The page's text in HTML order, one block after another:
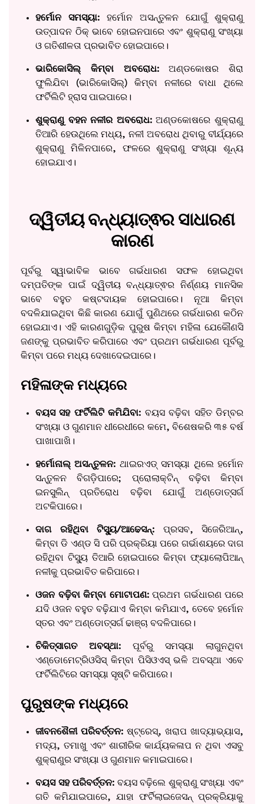
ହର୍ମୋନ ସମସ୍ୟା: ହର୍ମୋନ ଅସନ୍ତୁଳନ ଯୋଗୁଁ ଶୁକ୍ରାଣୁ
ଉତ୍ପାଦନ ଠିକ୍ ଭାବେ ହୋଇନପାରେ ଏବଂ ଶୁକ୍ରାଣୁ ସଂଖ୍ୟା
ଓ ଗତିଶୀଳତା ପ୍ରଭାବିତ ହୋଇପାରେ।
ଭାରିକୋସିଲ୍ କିମ୍ବା ଅବରୋଧ:ଅଣ୍ଡକୋଷର ଶିରା
ଫୁଲିଯିବା (ଭାରିକୋସିଲ୍) କିମ୍ବା ନଳୀରେ ବାଧା ଥିଲେ
ଫର୍ଟିଲିଟି ହ୍ରାସ ପାଇପାରେ।
ଶୁକ୍ରାଣୁ ବହନ ନଳୀର ଅବରୋଧ:ଅଣ୍ଡକୋଷରେ ଶୁକ୍ରାଣୁ
ତିଆରି ହେଉଥିଲେ ମଧ୍ୟ, ନଳୀ ଅବରୋଧ ଥିବାରୁ ବୀର୍ଯ୍ୟରେ
ଶୁକ୍ରାଣୁ ମିଳିନପାରେ, ଫଳରେ ଶୁକ୍ରାଣୁ ସଂଖ୍ୟା ଶୂନ୍ୟ
ହୋଇଯାଏ।
ଦ୍ୱିତୀୟ ବନ୍ଧ୍ୟାତ୍ଵର ସାଧାରଣ
କାରଣ
ପୂର୍ବରୁ ସ୍ୱାଭାବିକ ଭାବେ ଗର୍ଭଧାରଣ ସଫଳ ହୋଇଥିବା
ଦମ୍ପତିଙ୍କ ପାଇଁ ଦ୍ୱିତୀୟ ବନ୍ଧ୍ୟାତ୍ଵର ନିର୍ଣ୍ଣୟ ମାନସିକ
ଭାବେ ବହୁତ କଷ୍ଟଦାୟକ ହୋଇପାରେ। ନୂଆ କିମ୍ବା
ବଦଳିଯାଇଥିବା କିଛି କାରଣ ଯୋଗୁଁ ପୁଣିଥରେ ଗର୍ଭଧାରଣ କଠିନ
ହୋଇଯାଏ। ଏହି କାରଣଗୁଡ଼ିକ ପୁରୁଷ କିମ୍ବା ମହିଳା ଯେକୌଣସି
ଜଣଙ୍କୁ ପ୍ରଭାବିତ କରିପାରେ ଏବଂ ପ୍ରଥମ ଗର୍ଭଧାରଣ ପୂର୍ବରୁ
କିମ୍ବା ପରେ ମଧ୍ୟ ଦେଖାଦେଇପାରେ।
ମହିଳାଙ୍କ ମଧ୍ୟରେ
ବୟସ ସହ ଫର୍ଟିଲିଟି କମିଯିବା: ବୟସ ବଢ଼ିବା ସହିତ ଡିମ୍ବର
ସଂଖ୍ୟା ଓ ଗୁଣମାନ ଧୀରେଧୀରେ କମେ, ବିଶେଷକରି ୩୫ ବର୍ଷ
ପାଖାପାଖି।
ହର୍ମୋନାଲ୍ ଅସନ୍ତୁଳନ: ଥାଇରଏଡ୍ ସମସ୍ୟା ଥିଲେ ହର୍ମୋନ
ସନ୍ତୁଳନ ବିଗଡ଼ିପାରେ; ପ୍ରୋଲାକ୍ଟିନ୍ ବଢ଼ିବା କିମ୍ବା
ଇନସୁଲିନ୍ ପ୍ରତିରୋଧ ବଢ଼ିବା ଯୋଗୁଁ ଅଣ୍ଡୋତ୍ସର୍ଗ
ଅଟକିପାରେ।
ଦାଗ ରହିଥିବା ଟିସ୍ୟୁ/ଆଢେସନ୍: ପ୍ରସବ, ସିଜେରିଆନ୍,
କିମ୍ବା ଡି ଏଣ୍ଡ ସି ପରି ପ୍ରକ୍ରିୟା ପରେ ଗର୍ଭାଶୟରେ ଦାଗ
ରହିଥିବା ଟିସ୍ୟୁ ତିଆରି ହୋଇପାରେ କିମ୍ବା ଫ୍ୟାଲୋପିଆନ୍
ନଳୀକୁ ପ୍ରଭାବିତ କରିପାରେ।
ଓଜନ ବଢ଼ିବା କିମ୍ବା ମୋଟାପଣ:ପ୍ରଥମ ଗର୍ଭଧାରଣ ପରେ
ଯଦି ଓଜନ ବହୁତ ବଢ଼ିଯାଏ କିମ୍ବା କମିଯାଏ, ତେବେ ହର୍ମୋନ
ସ୍ତର ଏବଂ ଅଣ୍ଡୋତ୍ସର୍ଗ ଢାଞ୍ଚା ବଦଳିପାରେ।
ଚିକିତ୍ସାଗତ ଅବସ୍ଥା: ପୂର୍ବରୁ ସମସ୍ୟା ଲାଗୁନଥିବା
ଏଣ୍ଡୋମେଟ୍ରିଓସିସ୍ କିମ୍ବା ପିସିଓଏସ୍ ଭଳି ଅବସ୍ଥା ଏବେ
ଫର୍ଟିଲିଟିରେ ସମସ୍ୟା ସୃଷ୍ଟି କରିପାରେ।
ପୁରୁଷଙ୍କ ମଧ୍ୟରେ
ଜୀବନଶୈଳୀ ପରିବର୍ତ୍ତନ: ଷ୍ଟ୍ରେସ୍, ଖରାପ ଖାଦ୍ୟାଭ୍ୟାସ,
ମଦ୍ୟ, ତମାଖୁ ଏବଂ ଶାରୀରିକ କାର୍ଯ୍ୟକଳାପ ନ ଥିବା ଏସବୁ
ଶୁକ୍ରାଣୁର ସଂଖ୍ୟା ଓ ଗୁଣମାନ କମାଇପାରେ।
ବୟସ ସହ ପରିବର୍ତ୍ତନ: ବୟସ ବଢ଼ିଲେ ଶୁକ୍ରାଣୁ ସଂଖ୍ୟା ଏବଂ
ଗତି କମିଯାଇପାରେ, ଯାହା ଫର୍ଟିଲାଇଜେସନ୍ ପ୍ରକ୍ରିୟାକୁ